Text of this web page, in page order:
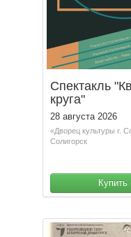
Спектакль
круга"
28 августа 2026
«Дворец культуры г.
Солигорск
Купить